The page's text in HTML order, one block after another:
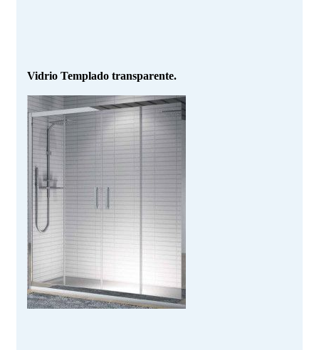
Vidrio Templado transparente.